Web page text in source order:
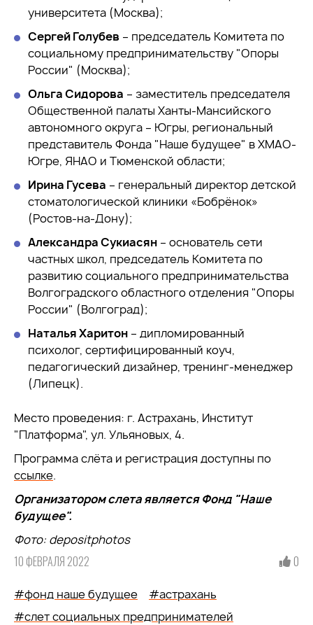
университета (Москва);
Сергей Голубев – председатель Комитета по
социальному предпринимательству "Опоры
России" (Москва);
Ольга Сидорова – заместитель председателя
Общественной палаты Ханты-Мансийского
автономного округа – Югры, региональный
представитель Фонда "Наше будущее" в ХМАО-
Югре, ЯНАО и Тюменской области;
Ирина Гусева – генеральный директор детской
стоматологической клиники «Бобрёнок»
(Ростов-на-Дону);
Александра Сукиасян – основатель сети
частных школ, председатель Комитета по
развитию социального предпринимательства
Волгоградского областного отделения "Опоры
России" (Волгоград);
Наталья Харитон – дипломированный
психолог, сертифицированный коуч,
педагогический дизайнер, тренинг-менеджер
(Липецк).
Место проведения: г. Астрахань, Институт
"Платформа", ул. Ульяновых, 4.
Программа слёта и регистрация доступны по
ссылке.
Организатором слета является Фонд "Наше
будущее".
Фото: depositphotos
10 ФЕВРАЛЯ 2022 0
#фонд наше будущее
#астрахань
#слет социальных предпринимателей